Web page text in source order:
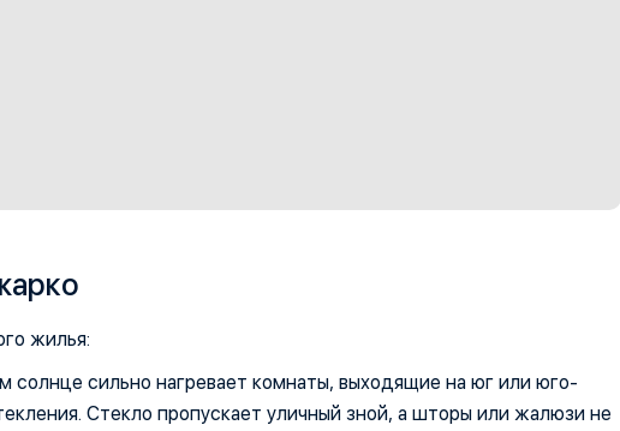
жилья:
солнце сильно нагревает комнаты, выходящие на юг или юго-
Стекло пропускает уличный зной, а шторы или жалюзи не